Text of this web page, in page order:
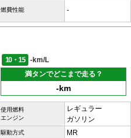
燃費性能 -
10・15
-km/L
満タンでどこまで走る？
-km
使用燃料
エンジン
レギュラー
ガソリン
駆動方式 MR